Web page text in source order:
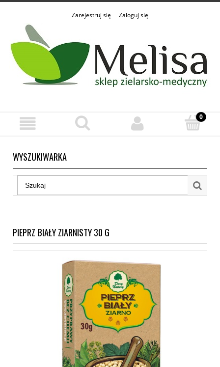
Zarejestruj się Zaloguj się
WYSZUKIWARKA
PIEPRZ BIAŁY ZIARNISTY 30 G